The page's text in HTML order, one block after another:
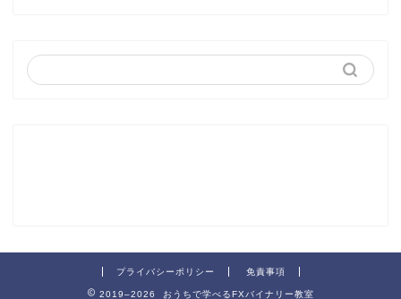
プライバシーポリシー 免責事項
2019–2026 おうちで学べるFXバイナリー教室